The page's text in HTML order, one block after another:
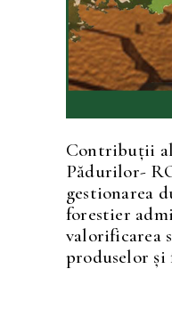
Contribuţii
Pădurilor-
gestionarea
forestier
valorificarea
produselor